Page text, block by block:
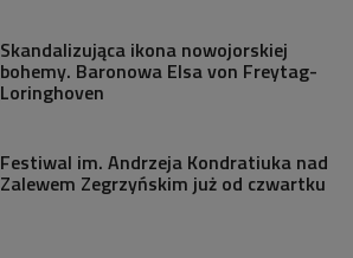
Skandalizująca ikona nowojorskiej
bohemy. Baronowa Elsa von Freytag-
Loringhoven
Festiwal im. Andrzeja Kondratiuka nad
Zalewem Zegrzyńskim już od czwartku